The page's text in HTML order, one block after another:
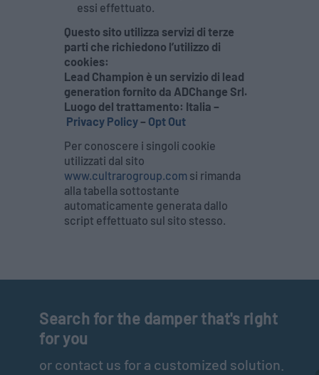
essi effettuato.
Questo sito utilizza servizi di terze
parti che richiedono l’utilizzo di
cookies:
Lead Champion è un servizio di lead
generation fornito da ADChange Srl.
Luogo del trattamento: Italia –
Privacy Policy– Opt Out
Per conoscere i singoli cookie
utilizzati dal sito
www.cultrarogroup.com si rimanda
alla tabella sottostante
automaticamente generata dallo
script effettuato sul sito stesso.
Search for the damper that's right
for you
or contact us for a customized solution.